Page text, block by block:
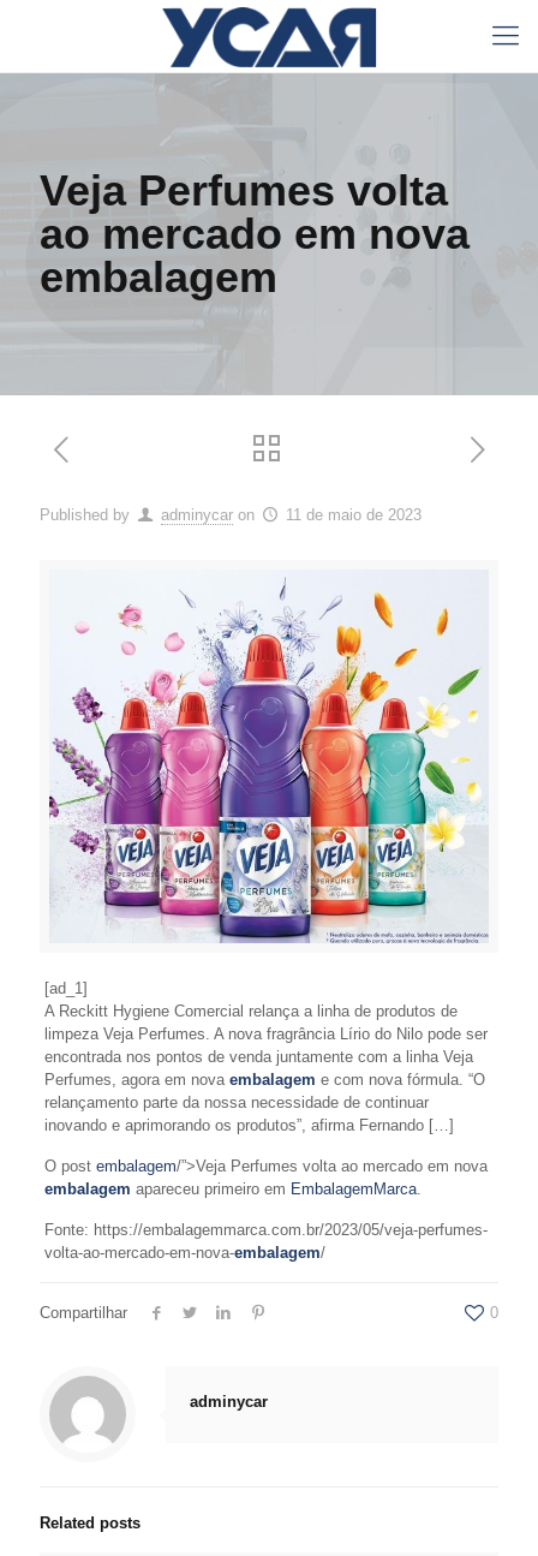
Veja Perfumes volta
ao mercado em nova
embalagem
Published by adminycar on 11 de maio de 2023
[ad_1]
A Reckitt Hygiene Comercial relança a linha de produtos de
limpeza Veja Perfumes. A nova fragrância Lírio do Nilo pode ser
encontrada nos pontos de venda juntamente com a linha Veja
Perfumes, agora em nova embalagem e com nova fórmula. “O
relançamento parte da nossa necessidade de continuar
inovando e aprimorando os produtos”, afirma Fernando […]
O post embalagem/”>Veja Perfumes volta ao mercado em nova
embalagem apareceu primeiro em EmbalagemMarca.
Fonte: https://embalagemmarca.com.br/2023/05/veja-perfumes-
volta-ao-mercado-em-nova-embalagem/
Compartilhar 0
adminycar
Related posts